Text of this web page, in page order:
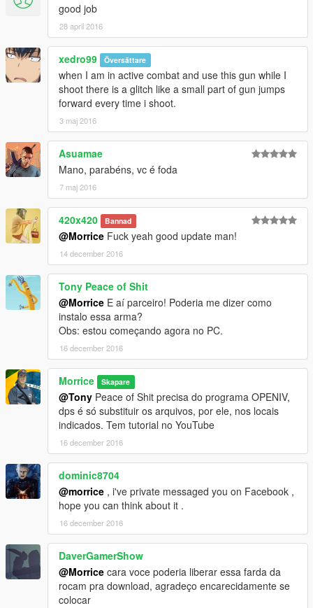
good job
28 april 2016
xedro99 Översättare
when I am in active combat and use this gun while I
shoot there is a glitch like a small part of gun jumps
forward every time i shoot.
3 maj 2016
Asuamae
Mano, parabéns, vc é foda
7 maj 2016
420x420 Bannad
@Morrice Fuck yeah good update man!
14 december 2016
Tony Peace of Shit
@Morrice E aí parceiro! Poderia me dizer como
instalo essa arma?
Obs: estou começando agora no PC.
16 december 2016
Morrice Skapare
@Tony Peace of Shit precisa do programa OPENIV,
dps é só substituir os arquivos, por ele, nos locais
indicados. Tem tutorial no YouTube
16 december 2016
dominic8704
@morrice , i've private messaged you on Facebook ,
hope you can think about it .
16 december 2016
DaverGamerShow
@Morrice cara voce poderia liberar essa farda da
rocam pra download, agradeço encarecidamente se
colocar